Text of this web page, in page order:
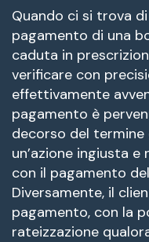
Quando ci si trova
pagamento di una
caduta in
verificare con
effettivamente
pagamento è
decorso del
un’azione ingiusta
con il pagamento
Diversamente, il
pagamento, con la
rateizzazione